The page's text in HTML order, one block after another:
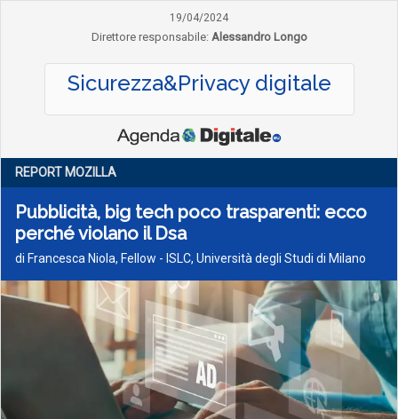
19/04/2024
Direttore responsabile: Alessandro Longo
Sicurezza&Privacy digitale
REPORT MOZILLA
Pubblicità, big tech poco trasparenti: ecco
perché violano il Dsa
di Francesca Niola, Fellow - ISLC, Università degli Studi di Milano